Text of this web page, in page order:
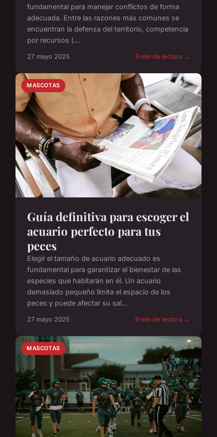
fundamental para manejar conflictos de forma
adecuada. Entre las razones más comunes se
encuentran la defensa del territorio, competencia
por recursos (...
27 mayo 2025 9 min de lectura →
MASCOTAS
Guía definitiva para escoger el
acuario perfecto para tus
peces
Elegir el tamaño de acuario adecuado es
fundamental para garantizar el bienestar de las
especies que habitarán en él. Un acuario
demasiado pequeño limita el espacio de los
peces y puede afectar su sal...
27 mayo 2025 9 min de lectura →
MASCOTAS